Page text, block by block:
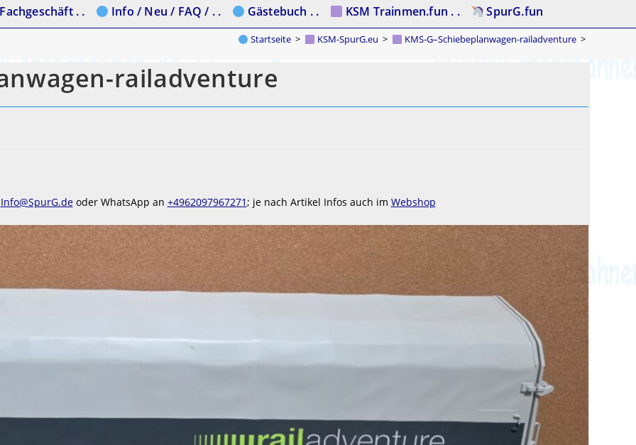
. . Info / Neu / FAQ / . . Gästebuch . . KSM Trainmen.fun . . SpurG.fun
Startseite > KSM-SpurG.eu > KMS-G–Schiebeplanwagen-railadventure >
railadventure
Info@SpurG.deoder WhatsApp an +4962097967271; je nach Artikel Infos auch im Webshop